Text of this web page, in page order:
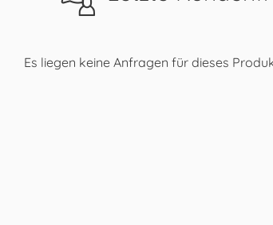
Es liegen keine Anfragen für dieses